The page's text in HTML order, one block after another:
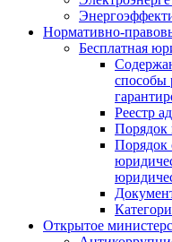
Нормативно-
Бесплатная
способы
Реестр
Порядок
Порядок
Открытое